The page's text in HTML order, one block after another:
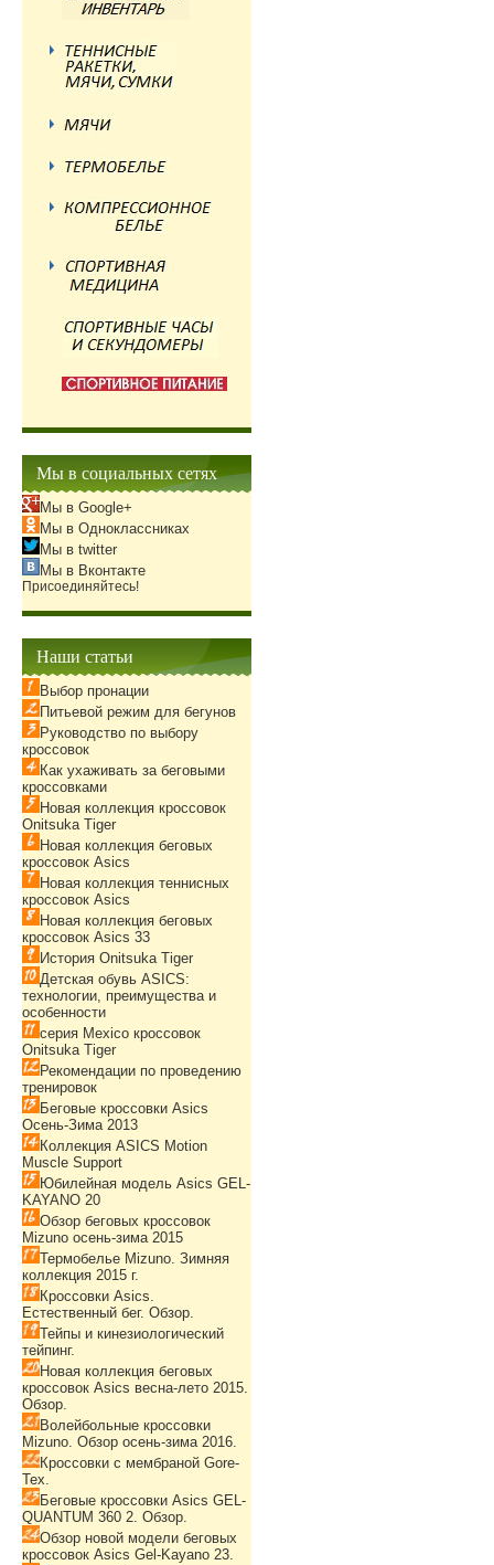
Мы в социальных сетях
Мы в Google+
Мы в Одноклассниках
Мы в twitter
Мы в Вконтакте
Присоединяйтесь!
Наши статьи
Выбор пронации
Питьевой режим для бегунов
Руководство по выбору
кроссовок
Как ухаживать за беговыми
кроссовками
Новая коллекция кроссовок
Onitsuka Tiger
Новая коллекция беговых
кроссовок Asics
Новая коллекция теннисных
кроссовок Asics
Новая коллекция беговых
кроссовок Asics 33
История Onitsuka Tiger
Детская обувь ASICS:
технологии, преимущества и
особенности
серия Mexico кроссовок
Onitsuka Tiger
Рекомендации по проведению
тренировок
Беговые кроссовки Asics
Осень-Зима 2013
Коллекция ASICS Motion
Muscle Support
Юбилейная модель Asics GEL-
KAYANO 20
Обзор беговых кроссовок
Mizuno осень-зима 2015
Термобелье Mizuno. Зимняя
коллекция 2015 г.
Кроссовки Asics.
Естественный бег. Обзор.
Тейпы и кинезиологический
тейпинг.
Новая коллекция беговых
кроссовок Asics весна-лето 2015.
Обзор.
Волейбольные кроссовки
Mizuno. Обзор осень-зима 2016.
Кроссовки с мембраной Gore-
Tex.
Беговые кроссовки Asics GEL-
QUANTUM 360 2. Обзор.
Обзор новой модели беговых
кроссовок Asics Gel-Kayano 23.